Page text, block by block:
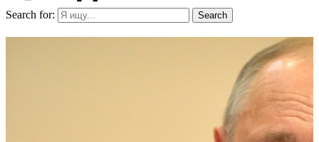
Search for: Search